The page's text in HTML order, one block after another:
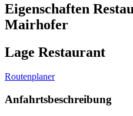
Eigenschaften
Mairhofer
Lage Restaurant
Routenplaner
Anfahrtsbeschreibung